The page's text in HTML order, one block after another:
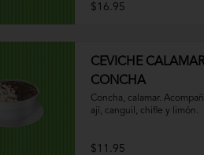
$16.95
CEVICHE CALAMAR
CONCHA
Concha, calamar.
ají, canguil, chifle y limón.
$11.95